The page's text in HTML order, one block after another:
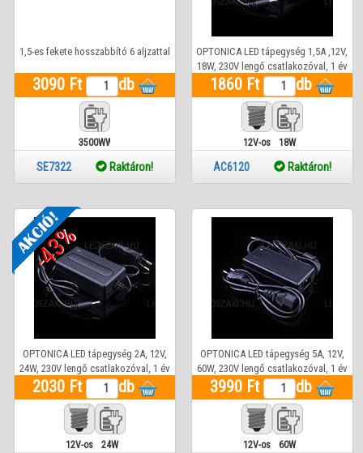
1,5-es fekete hosszabbító 6 aljzattal
3090 Ft db
3500WW
SE7322 Raktáron!
OPTONICA LED tápegység 1,5A ,12V,
18W, 230V lengő csatlakozóval, 1 év
garancia
1860 Ft db
12V-os 18W
AC6120 Raktáron!
-43%
OPTONICA LED tápegység 2A, 12V,
24W, 230V lengő csatlakozóval, 1 év
garancia
2030 Ft db
12V-os 24W
OPTONICA LED tápegység 5A, 12V,
60W, 230V lengő csatlakozóval, 1 év
garancia
3990 Ft db
12V-os 60W